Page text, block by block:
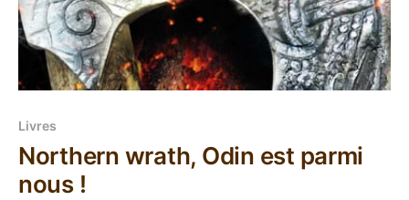
Livres
Northern wrath, Odin est parmi
nous !